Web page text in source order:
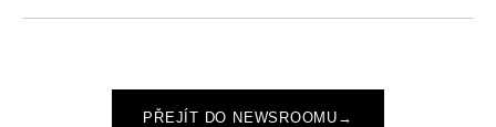
PŘEJÍT DO NEWSROOMU →